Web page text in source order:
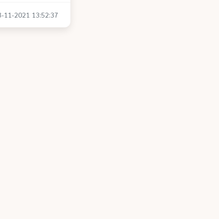
11-2021 13:52:37